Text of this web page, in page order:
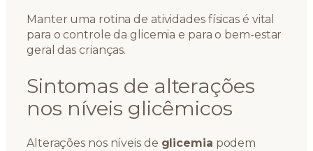
Manter uma rotina de atividades físicas é vital
para o controle da glicemia e para o bem-estar
geral das crianças.
Sintomas de alterações
nos níveis glicêmicos
Alterações nos níveis de glicemia podem